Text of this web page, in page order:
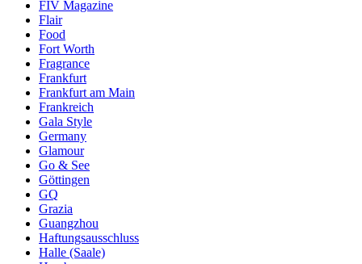
FIV Magazine
Flair
Food
Fort Worth
Fragrance
Frankfurt
Frankfurt am Main
Frankreich
Gala Style
Germany
Glamour
Go & See
Göttingen
GQ
Grazia
Guangzhou
Haftungsausschluss
Halle (Saale)